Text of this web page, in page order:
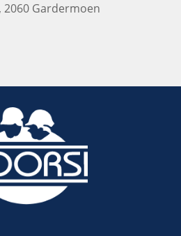
2060 Gardermoen